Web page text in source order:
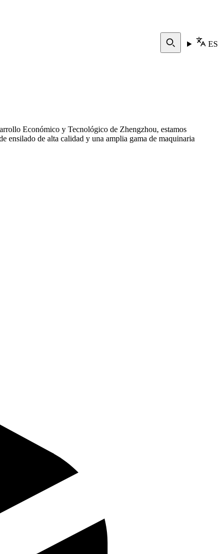
ES
Económico y Tecnológico de Zhengzhou, estamos
ensilado de alta calidad y una amplia gama de maquinaria